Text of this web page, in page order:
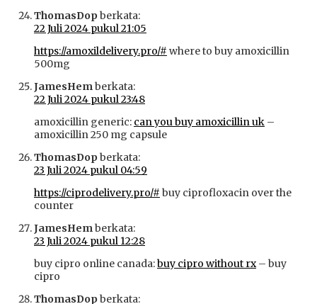
ThomasDopberkata:
22 Juli 2024 pukul 21:05
https://amoxildelivery.pro/# where to buy amoxicillin
500mg
JamesHemberkata:
22 Juli 2024 pukul 23:48
amoxicillin generic: can you buy amoxicillin uk –
amoxicillin 250 mg capsule
ThomasDopberkata:
23 Juli 2024 pukul 04:59
https://ciprodelivery.pro/# buy ciprofloxacin over the
counter
JamesHemberkata:
23 Juli 2024 pukul 12:28
buy cipro online canada:buy cipro without rx– buy
cipro
ThomasDopberkata: